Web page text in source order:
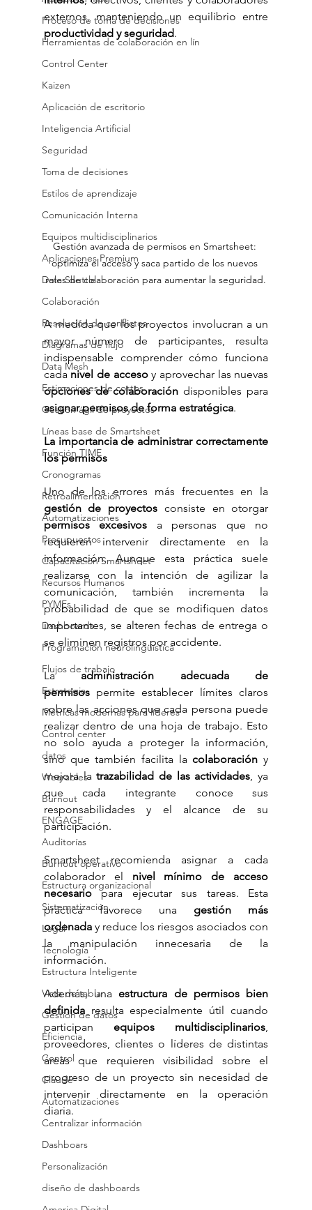
Proceso de toma de decisiones
Herramientas de colaboración en lín
Control Center
Kaizen
Aplicación de escritorio
Inteligencia Artificial
Seguridad
Toma de decisiones
Estilos de aprendizaje
Comunicación Interna
Equipos multidisciplinarios
Aplicaciones Premium
Data Shuttle
Colaboración
Resolución de conflictos
Diagramas de flujo
Data Mesh
Estimaciones de costos
Gestión ágil de proyectos
Líneas base de Smartsheet
Función TIME
Cronogramas
Retroalimentación
Automatizaciones
Presupuestos
Capacitación Smartsheet
Recursos Humanos
PYMEs
Dashboards
Programación neurolingüística
Flujos de trabajo
Estrategia
Métricas modernas para líderes
Control center
datos
Wearables
Burnout
ENGAGE
Auditorías
Burnout operativo
Estructura organizacional
Sistematización
Legal
Tecnología
Estructura Inteligente
Vista de tabla
Gestión de datos
Eficiencia
Control
Claude
Automatizaciones
Centralizar información
Dashboars
Personalización
diseño de dashboards
productividad y seguridad.
Gestión avanzada de permisos en Smartsheet:
optimiza el acceso y saca partido de los nuevos
roles de colaboración para aumentar la seguridad.
A medida que los proyectos involucran a un
mayor número de participantes, resulta
indispensable comprender cómo funciona
cada nivel de acceso
opciones de colaboración
asignar permisos de forma estratégica.
La importancia de administrar correctamente
los permisos
gestión de proyectos
permisos excesivos a personas que no
requieren intervenir directamente en la
información. Aunque esta práctica suele
realizarse con la intención de agilizar la
comunicación, también incrementa la
probabilidad de que se modifiquen datos
importantes, se alteren fechas de entrega o
se eliminen registros por accidente.
La administración adecuada de
permisos permite establecer límites claros
sobre las acciones que cada persona puede
realizar dentro de una hoja de trabajo. Esto
no solo ayuda a proteger la información,
sino que también facilita la colaboración y
mejora la trazabilidad de las actividades , ya
que cada integrante conoce sus
responsabilidades y el alcance de su
participación.
Smartsheet recomienda asignar a cada
colaborador el nivel mínimo de acceso
necesario para ejecutar sus tareas. Esta
práctica favorece una gestión más
ordenada y reduce los riesgos asociados con
la manipulación innecesaria de la
información.
Además, una estructura de permisos bien
definida resulta especialmente útil cuando
participan equipos multidisciplinarios
proveedores, clientes o líderes de distintas
áreas que requieren visibilidad sobre el
progreso de un proyecto sin necesidad de
intervenir directamente en la operación
diaria.